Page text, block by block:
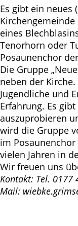
Es gibt ein neues
Kirchengemeinde
eines
Tenorhorn oder
Posaunenchor
Die Gruppe
neben der
Jugendliche und
Erfahrung. Es
auszuprobieren
wird die Gruppe
im
vielen Jahren in
Wir freuen uns
Kontakt: Tel. 0177
Mail: